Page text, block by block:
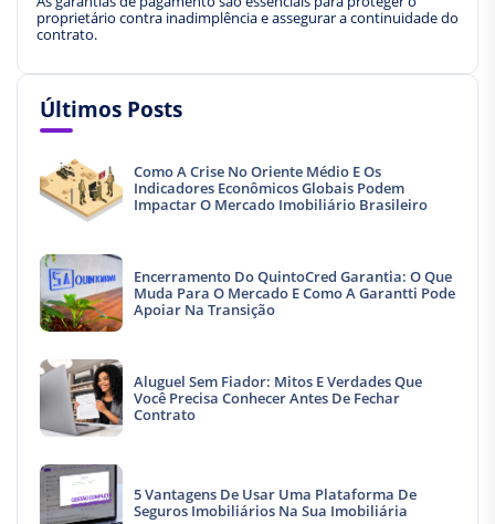
proprietário contra inadimplência e assegurar a continuidade do
contrato.
Últimos Posts
Como A Crise No Oriente Médio E Os
Indicadores Econômicos Globais Podem
Impactar O Mercado Imobiliário Brasileiro
Encerramento Do QuintoCred Garantia: O Que
Muda Para O Mercado E Como A Garantti Pode
Apoiar Na Transição
Aluguel Sem Fiador: Mitos E Verdades Que
Você Precisa Conhecer Antes De Fechar
Contrato
5 Vantagens De Usar Uma Plataforma De
Seguros Imobiliários Na Sua Imobiliária